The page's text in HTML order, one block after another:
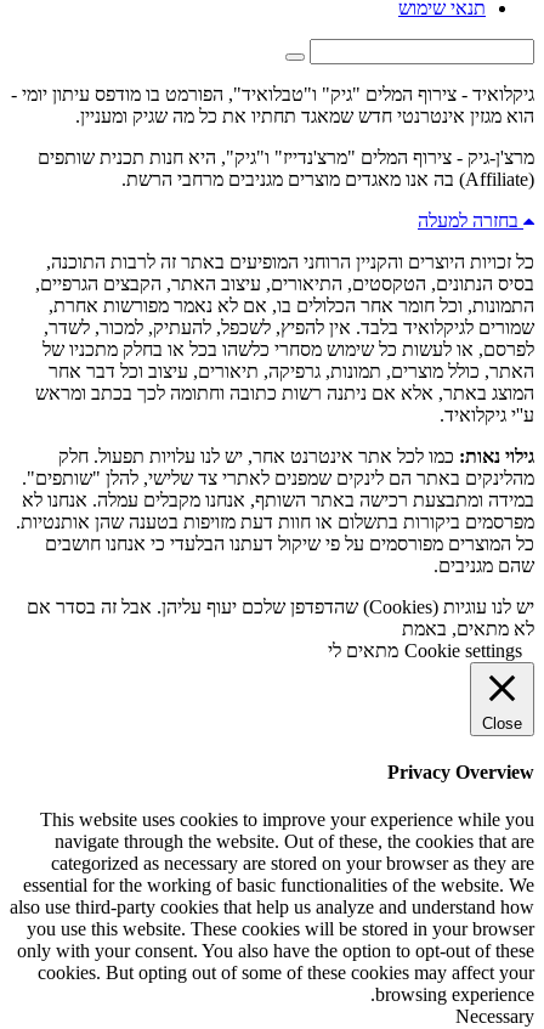
תנאי שימוש
גיקלואיד - צירוף המלים "גיק" ו"טבלואיד", הפורמט בו מודפס עיתון יומי -
הוא מגזין אינטרנטי חדש שמאגד תחתיו את כל מה שגיק ומעניין.
מרצ'ן-גיק - צירוף המלים "מרצ'נדייז" ו"גיק", היא חנות תכנית שותפים
(Affiliate) בה אנו מאגדים מוצרים מגניבים מרחבי הרשת.
בחזרה למעלה
כל זכויות היוצרים והקניין הרוחני המופיעים באתר זה לרבות התוכנה,
בסיס הנתונים, הטקסטים, התיאורים, עיצוב האתר, הקבצים הגרפיים,
התמונות, וכל חומר אחר הכלולים בו, אם לא נאמר מפורשות אחרת,
שמורים לגיקלואיד בלבד. אין להפיץ, לשכפל, להעתיק, למכור, לשדר,
לפרסם, או לעשות כל שימוש מסחרי כלשהו בכל או בחלק מתכניו של
האתר, כולל מוצרים, תמונות, גרפיקה, תיאורים, עיצוב וכל דבר אחר
המוצג באתר, אלא אם ניתנה רשות כתובה וחתומה לכך בכתב ומראש
ע''י גיקלואיד.
גילוי נאות: כמו לכל אתר אינטרנט אחר, יש לנו עלויות תפעול. חלק
מהלינקים באתר הם לינקים שמפנים לאתרי צד שלישי, להלן "שותפים".
במידה ומתבצעת רכישה באתר השותף, אנחנו מקבלים עמלה. אנחנו לא
מפרסמים ביקורות בתשלום או חוות דעת מזויפות בטענה שהן אותנטיות.
כל המוצרים מפורסמים על פי שיקול דעתנו הבלעדי כי אנחנו חושבים
שהם מגניבים.
יש לנו עוגיות (Cookies) שהדפדפן שלכם יעוף עליהן. אבל זה בסדר אם
לא מתאים, באמת
Cookie settings מתאים לי
Close
Privacy Overview
This website uses cookies to improve your experience while you
navigate through the website. Out of these, the cookies that are
categorized as necessary are stored on your browser as they are
essential for the working of basic functionalities of the website. We
also use third-party cookies that help us analyze and understand how
you use this website. These cookies will be stored in your browser
only with your consent. You also have the option to opt-out of these
cookies. But opting out of some of these cookies may affect your
browsing experience.
Necessary